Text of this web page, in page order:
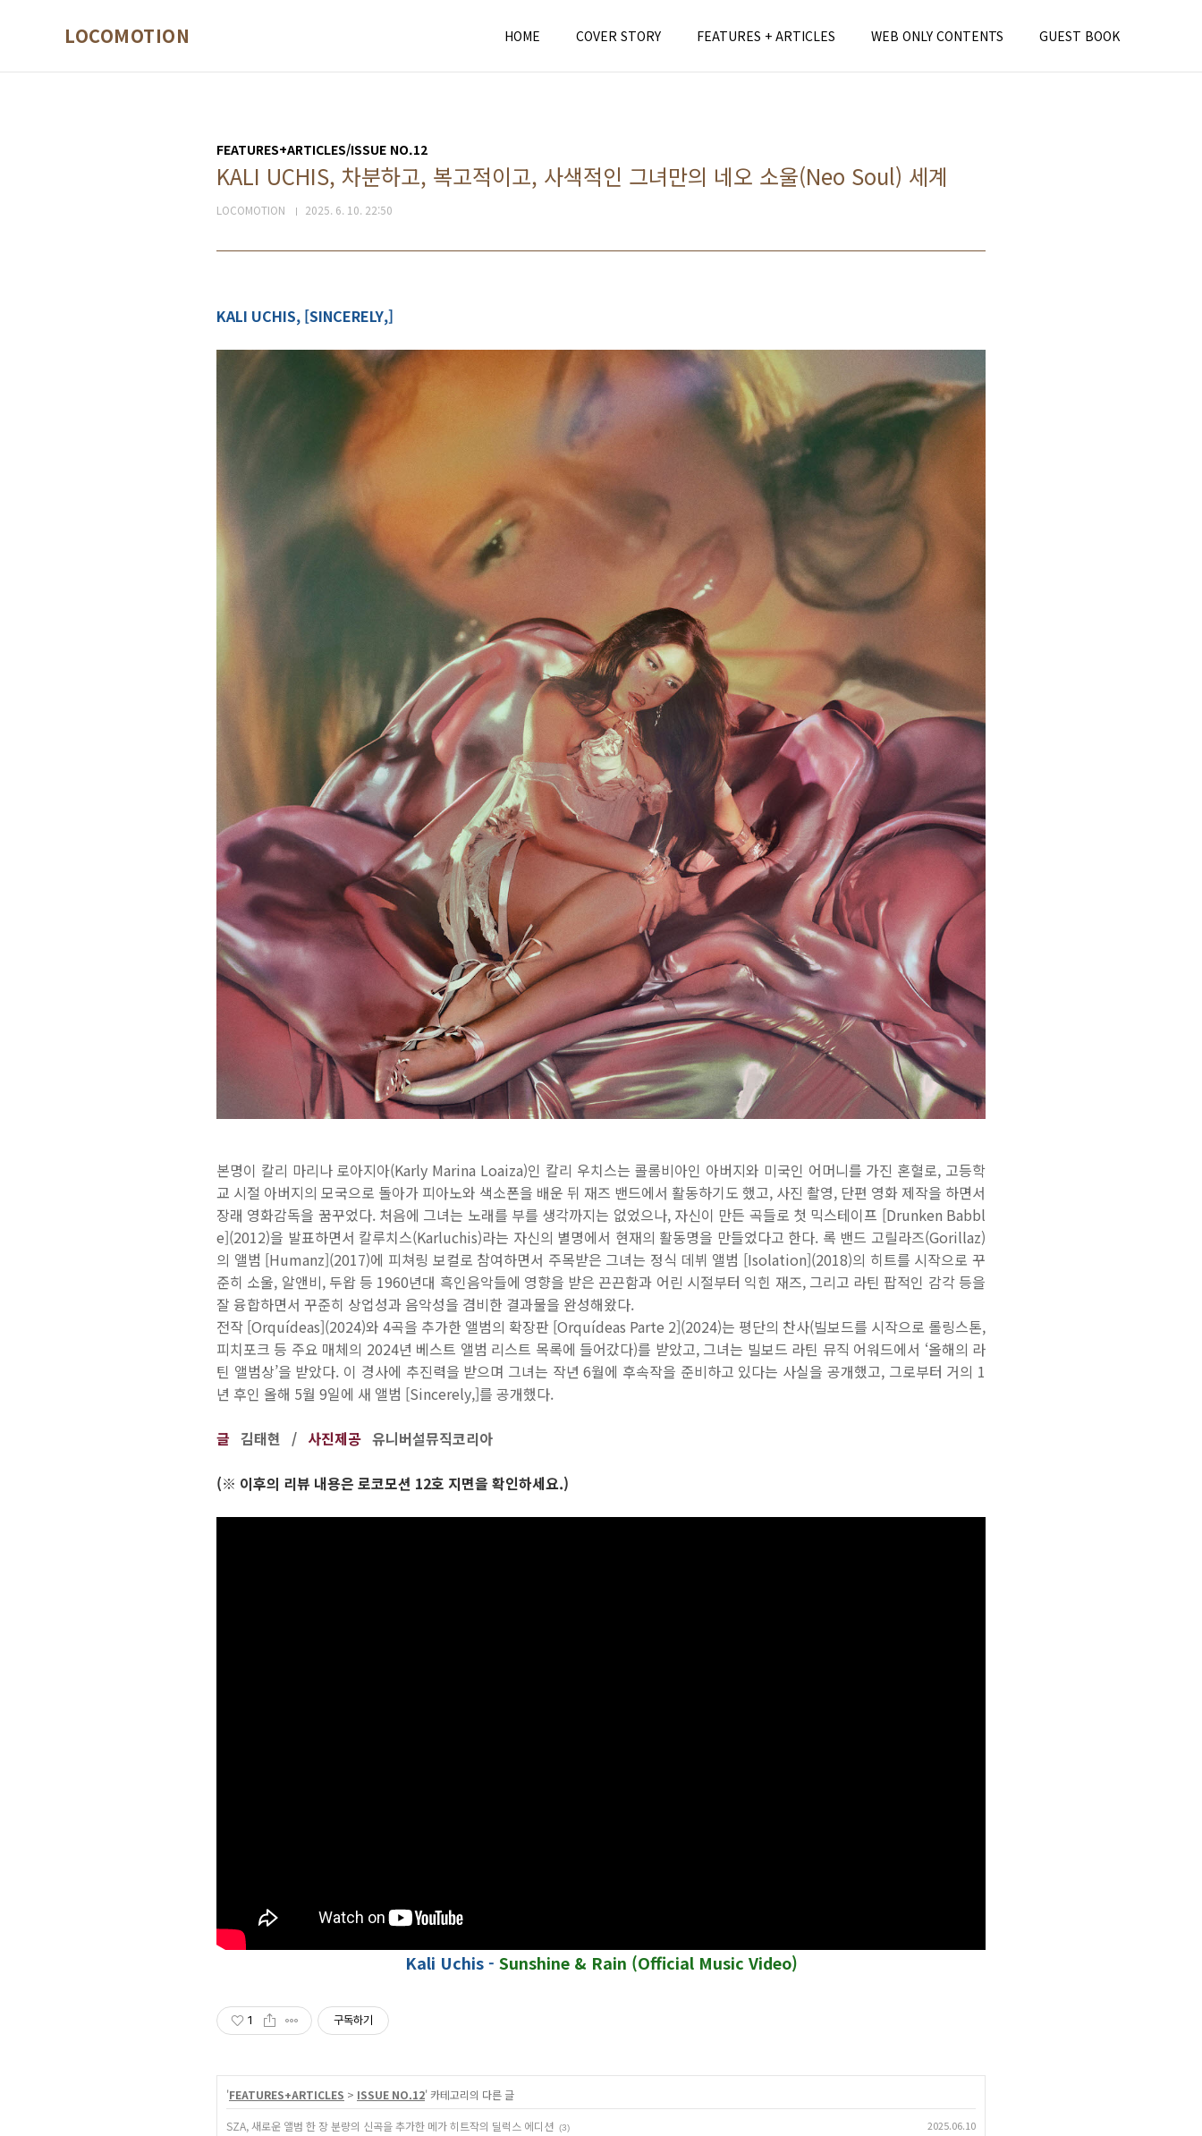
LOCOMOTION HOME COVER STORY FEATURES + ARTICLES WEB ONLY CONTENTS GUEST BOOK
FEATURES+ARTICLES/ISSUE NO.12
KALI UCHIS, 차분하고, 복고적이고, 사색적인 그녀만의 네오 소울(Neo Soul) 세계
LOCOMOTION 2025. 6. 10. 22:50
KALI UCHIS, [SINCERELY,]
본명이 칼리 마리나 로아지아(Karly Marina Loaiza)인 칼리 우치스는 콜롬비아인 아버지와 미국인 어머니를 가진 혼혈로, 고등학
교 시절 아버지의 모국으로 돌아가 피아노와 색소폰을 배운 뒤 재즈 밴드에서 활동하기도 했고, 사진 촬영, 단편 영화 제작을 하면서
장래 영화감독을 꿈꾸었다. 처음에 그녀는 노래를 부를 생각까지는 없었으나, 자신이 만든 곡들로 첫 믹스테이프 [Drunken Babbl
e](2012)을 발표하면서 칼루치스(Karluchis)라는 자신의 별명에서 현재의 활동명을 만들었다고 한다. 록 밴드 고릴라즈(Gorillaz)
의 앨범 [Humanz](2017)에 피쳐링 보컬로 참여하면서 주목받은 그녀는 정식 데뷔 앨범 [Isolation](2018)의 히트를 시작으로 꾸
준히 소울, 알앤비, 두왑 등 1960년대 흑인음악들에 영향을 받은 끈끈함과 어린 시절부터 익힌 재즈, 그리고 라틴 팝적인 감각 등을
잘 융합하면서 꾸준히 상업성과 음악성을 겸비한 결과물을 완성해왔다.
전작 [Orquídeas](2024)와 4곡을 추가한 앨범의 확장판 [Orquídeas Parte 2](2024)는 평단의 찬사(빌보드를 시작으로 롤링스톤,
피치포크 등 주요 매체의 2024년 베스트 앨범 리스트 목록에 들어갔다)를 받았고, 그녀는 빌보드 라틴 뮤직 어워드에서 ‘올해의 라
틴 앨범상’을 받았다. 이 경사에 추진력을 받으며 그녀는 작년 6월에 후속작을 준비하고 있다는 사실을 공개했고, 그로부터 거의 1
년 후인 올해 5월 9일에 새 앨범 [Sincerely,]를 공개했다.
글 김태현 / 사진제공 유니버설뮤직코리아
(※ 이후의 리뷰 내용은 로코모션 12호 지면을 확인하세요.)
Kali Uchis - Sunshine & Rain (Official Music Video)
1 구독하기
'FEATURES+ARTICLES > ISSUE NO.12' 카테고리의 다른 글
SZA, 새로운 앨범 한 장 분량의 신곡을 추가한 메가 히트작의 딜럭스 에디션 (3) 2025.06.10